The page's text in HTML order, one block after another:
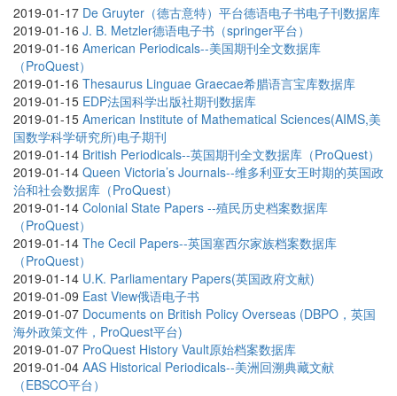
2019-01-17 De Gruyter（德古意特）平台德语电子书电子刊数据库
2019-01-16 J. B. Metzler德语电子书（springer平台）
2019-01-16 American Periodicals--美国期刊全文数据库
（ProQuest）
2019-01-16 Thesaurus Linguae Graecae希腊语言宝库数据库
2019-01-15 EDP法国科学出版社期刊数据库
2019-01-15 American Institute of Mathematical Sciences(AIMS,美
国数学科学研究所)电子期刊
2019-01-14 British Periodicals--英国期刊全文数据库（ProQuest）
2019-01-14 Queen Victoria’s Journals--维多利亚女王时期的英国政
治和社会数据库（ProQuest）
2019-01-14 Colonial State Papers --殖民历史档案数据库
（ProQuest）
2019-01-14 The Cecil Papers--英国塞西尔家族档案数据库
（ProQuest）
2019-01-14 U.K. Parliamentary Papers(英国政府文献)
2019-01-09 East View俄语电子书
2019-01-07 Documents on British Policy Overseas (DBPO，英国
海外政策文件，ProQuest平台)
2019-01-07 ProQuest History Vault原始档案数据库
2019-01-04 AAS Historical Periodicals--美洲回溯典藏文献
（EBSCO平台）